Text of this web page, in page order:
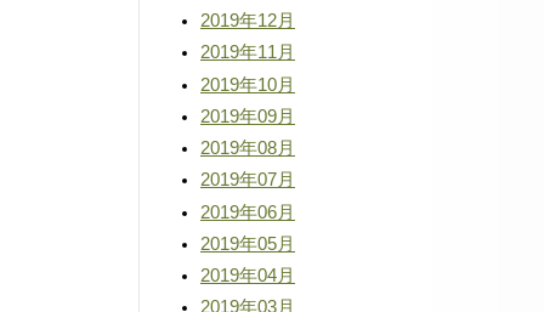
2019年12月
2019年11月
2019年10月
2019年09月
2019年08月
2019年07月
2019年06月
2019年05月
2019年04月
2019年03月